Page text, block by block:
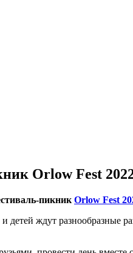
Orlow Fest
пикник Orlow Fest
и детей ждут разнообразные